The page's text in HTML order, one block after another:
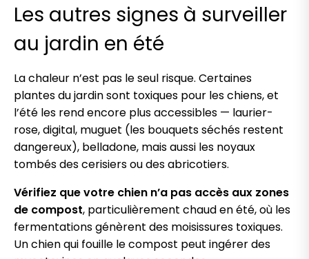
Les autres signes à surveiller
au jardin en été
La chaleur n’est pas le seul risque. Certaines
plantes du jardin sont toxiques pour les chiens, et
l’été les rend encore plus accessibles — laurier-
rose, digital, muguet (les bouquets séchés restent
dangereux), belladone, mais aussi les noyaux
tombés des cerisiers ou des abricotiers.
Vérifiez que votre chien n’a pas accès aux zones
de compost, particulièrement chaud en été, où les
fermentations génèrent des moisissures toxiques.
Un chien qui fouille le compost peut ingérer des